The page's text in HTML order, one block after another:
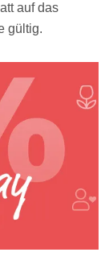
auf das
gültig.